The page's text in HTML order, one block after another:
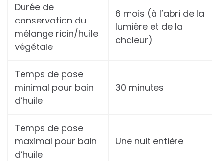
Durée de
conservation du
mélange ricin/huile
végétale
6 mois (à l’abri de la
lumière et de la
chaleur)
Temps de pose
minimal pour bain
d’huile
30 minutes
Temps de pose
maximal pour bain
d’huile
Une nuit entière